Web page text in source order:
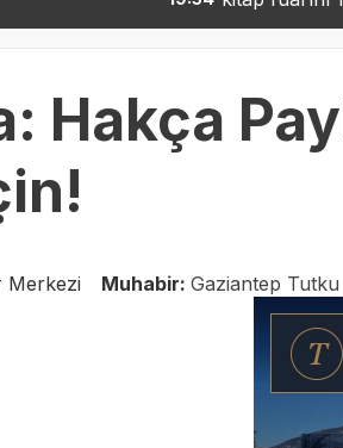
Hakça
Merkezi Muhabir: Gaziantep Tutku